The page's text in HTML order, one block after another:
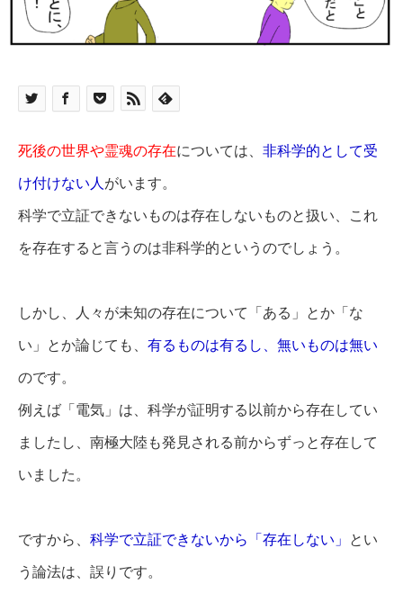
死後の世界や霊魂の存在については、 非科学的として受
け付けない人 がいます。
科学で立証できないものは存在しないものと扱い、これ
を存在すると言うのは非科学的というのでしょう。
しかし、人々が未知の存在について「ある」とか「な
い」とか論じても、 有るものは有るし、無いものは無い
のです。
例えば「電気」は、科学が証明する以前から存在してい
ましたし、南極大陸も発見される前からずっと存在して
いました。
ですから、 科学で立証できないから「存在しない」 とい
う論法は、誤りです。